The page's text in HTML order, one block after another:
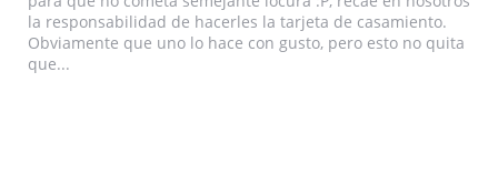
la responsabilidad de hacerles la tarjeta de casamiento.
Obviamente que uno lo hace con gusto, pero esto no quita
que...